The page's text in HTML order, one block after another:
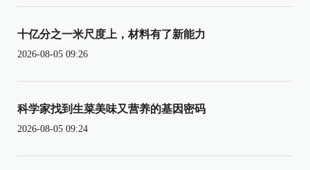
十亿分之一米尺度上，材料有了新能力
2026-08-05 09:26
科学家找到生菜美味又营养的基因密码
2026-08-05 09:24